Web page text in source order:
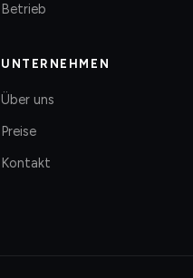
Betrieb
UNTERNEHMEN
Über uns
Preise
Kontakt